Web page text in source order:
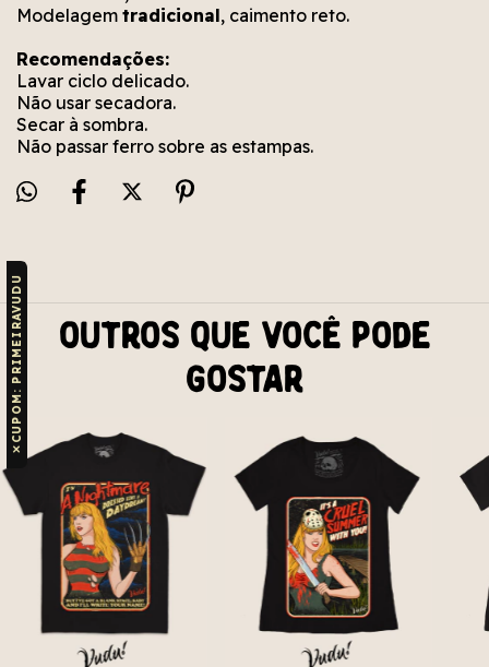
Modelagem tradicional, caimento reto.
Recomendações:
Lavar ciclo delicado.
Não usar secadora.
Secar à sombra.
Não passar ferro sobre as estampas.
Outros que você pode
gostar
✕
CUPOM: PRIMEIRAVUDU